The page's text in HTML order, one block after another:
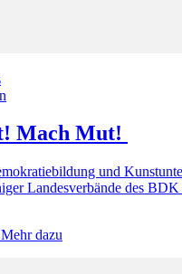
Mach Mut!
und
Landesverbände des BDK
Mehr dazu